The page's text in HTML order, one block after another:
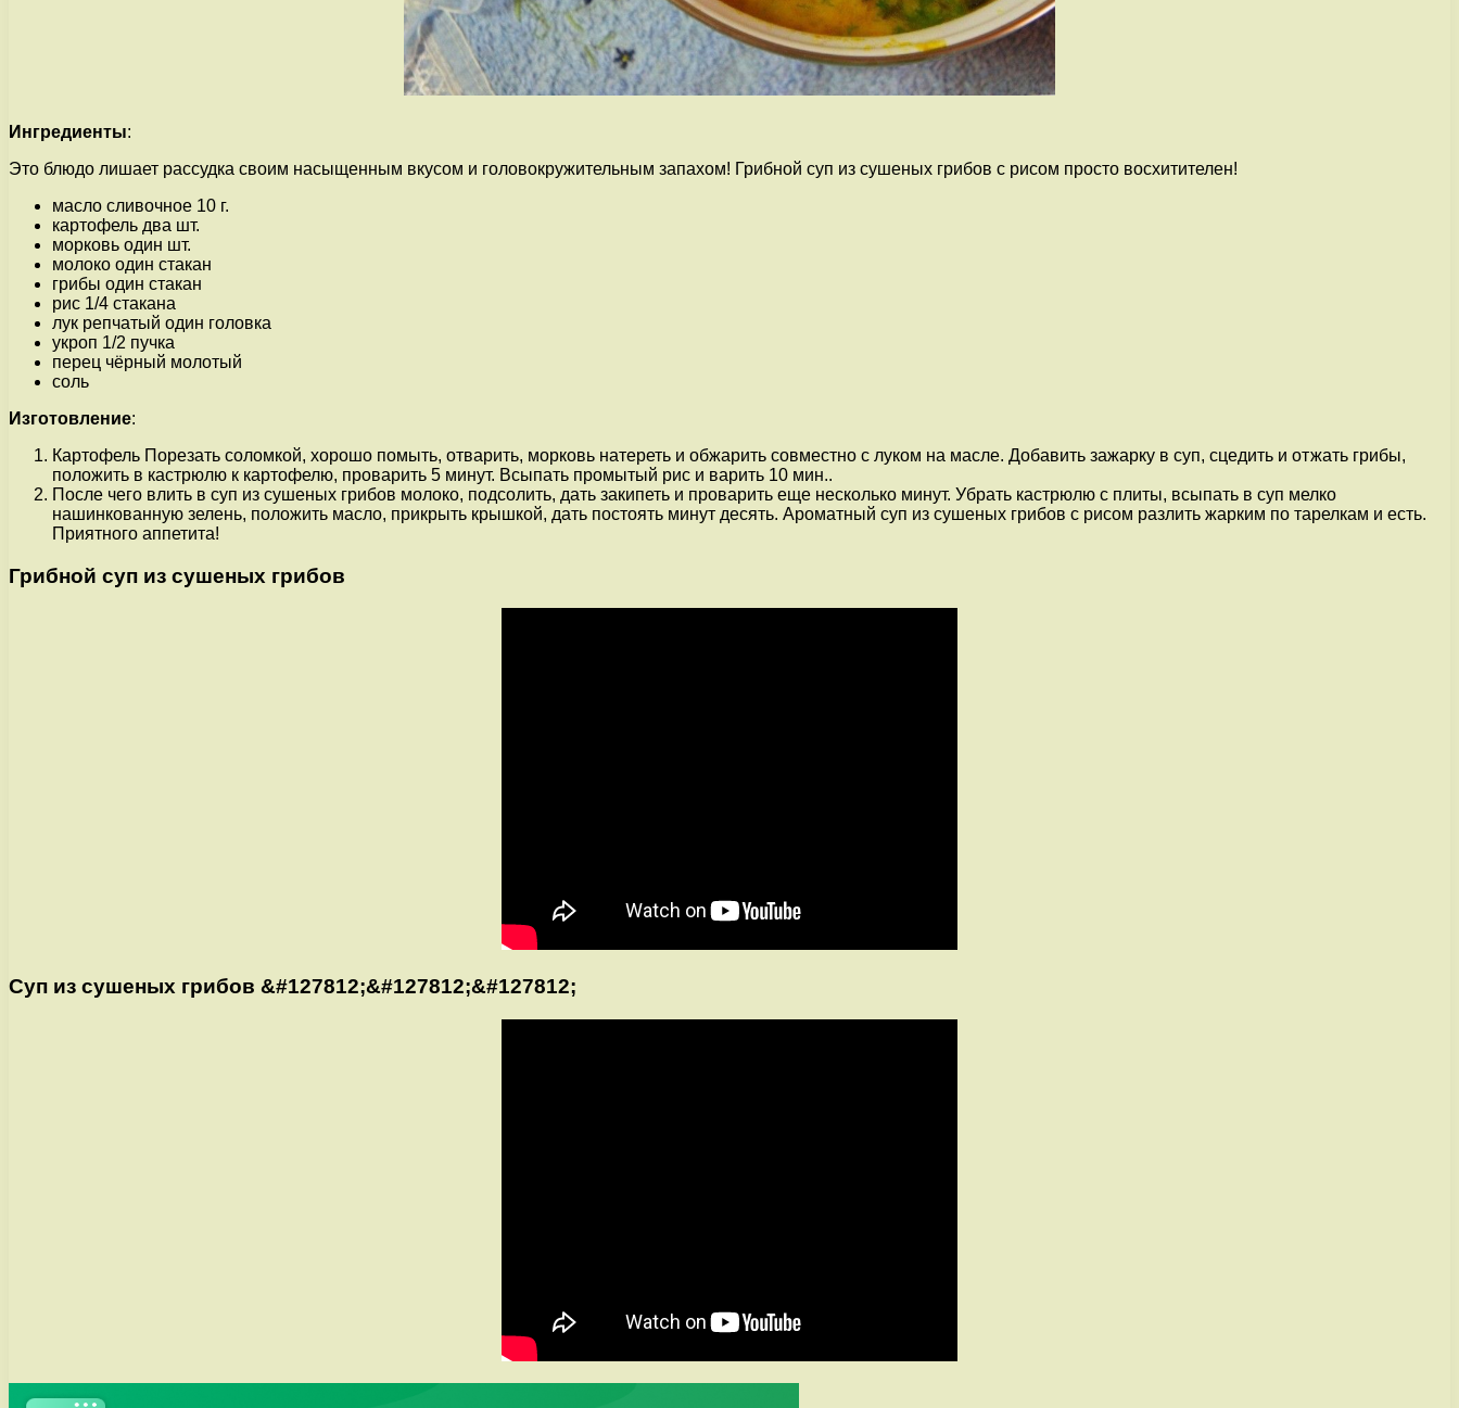
Ингредиенты:
Это блюдо лишает рассудка своим насыщенным вкусом и головокружительным запахом! Грибной суп из сушеных грибов с рисом просто восхитителен!
масло сливочное 10 г.
картофель два шт.
морковь один шт.
молоко один стакан
грибы один стакан
рис 1/4 стакана
лук репчатый один головка
укроп 1/2 пучка
перец чёрный молотый
соль
Изготовление:
Картофель Порезать соломкой, хорошо помыть, отварить, морковь натереть и обжарить совместно с луком на масле. Добавить зажарку в суп, сцедить и отжать грибы,
положить в кастрюлю к картофелю, проварить 5 минут. Всыпать промытый рис и варить 10 мин..
После чего влить в суп из сушеных грибов молоко, подсолить, дать закипеть и проварить еще несколько минут. Убрать кастрюлю с плиты, всыпать в суп мелко
нашинкованную зелень, положить масло, прикрыть крышкой, дать постоять минут десять. Ароматный суп из сушеных грибов с рисом разлить жарким по тарелкам и есть.
Приятного аппетита!
Грибной суп из сушеных грибов
Суп из сушеных грибов &#127812;&#127812;&#127812;